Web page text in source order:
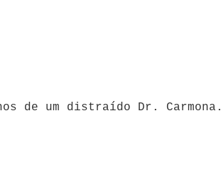
de um distraído Dr. Carmona.